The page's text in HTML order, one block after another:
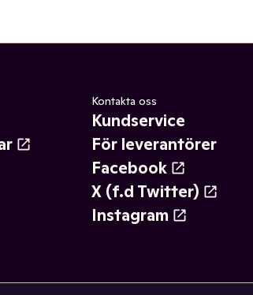
Kontakta oss
Kundservice
För leverantörer
Facebook
X (f.d Twitter)
Instagram